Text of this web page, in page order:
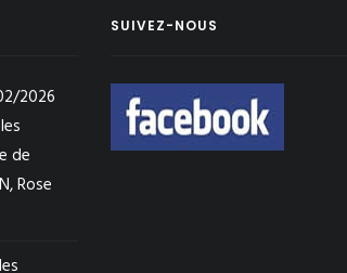
2026
de
Rose
SUIVEZ-NOUS